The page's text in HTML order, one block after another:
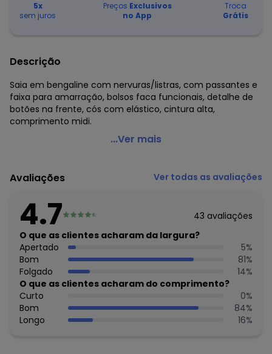
5x
sem juros
Preços Exclusivos
no App
Troca
Grátis
Descrição
Saia em bengaline com nervuras/listras, com passantes e
faixa para amarração, bolsos faca funcionais, detalhe de
botões na frente, cós com elástico, cintura alta,
comprimento midi.
Mink - Saia Plus Size Preta Listrada
Modelagem: Solto
Comprimento: Midi
Tecido: Malha jacquard
Composição: 100% poliéster
Histórico de preços
O preço apresentado abaixo é o menor oferecido em
algum dia do mês, para o menor tamanho disponível.
agosto/2026
julho/2026 N/D*
junho/2026 N/D*
maio/2026 N/D*
...Ver mais
Avaliações Ver todas as avaliações
4.7 43 avaliações
O que as clientes acharam da largura?
Apertado
5%
Bom
81%
Folgado
14%
O que as clientes acharam do comprimento?
Curto
0%
Bom
84%
Longo
16%